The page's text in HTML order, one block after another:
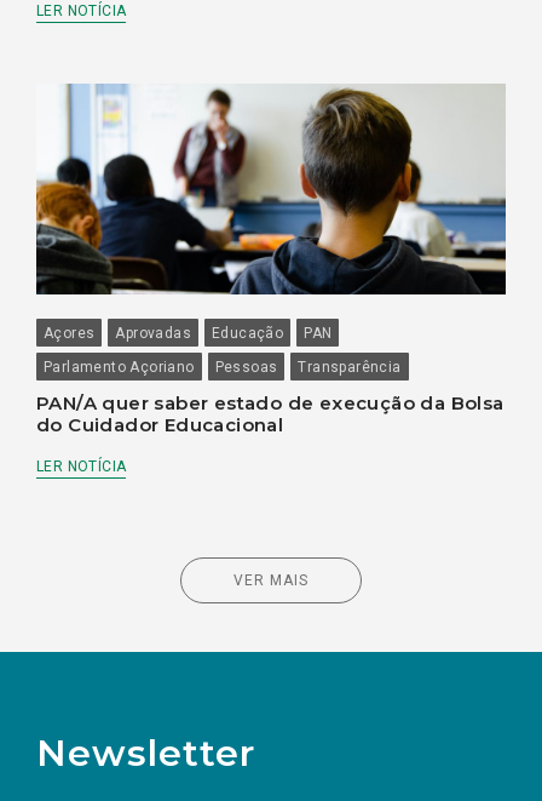
LER NOTÍCIA
Açores Aprovadas Educação
PAN
Parlamento Açoriano
Pessoas Transparência
PAN/A quer saber estado de execução da Bolsa
do Cuidador Educacional
LER NOTÍCIA
VER MAIS
Newsletter